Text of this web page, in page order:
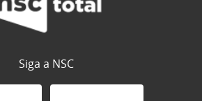
Siga a NSC